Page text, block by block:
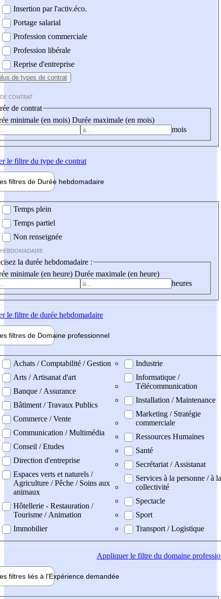
Insertion par l'activ.éco.
Portage salarial
Profession commerciale
Profession libérale
Reprise d'entreprise
de types de contrat
CONTRAT
de contrat
minimale (en mois) Durée maximale (en mois)
mois
le filtre du type de contrat
filtres de Durée hebdomadaire
Temps plein
Temps partiel
Non renseignée
la durée hebdomadaire :
minimale (en heure) Durée maximale (en heure)
heures
le filtre de durée hebdomadaire
filtres de Domaine professionnel
professionel
Achats / Comptabilité / Gestion
Arts / Artisanat d'art
Banque / Assurance
Bâtiment / Travaux Publics
Commerce / Vente
Communication / Multimédia
Conseil / Etudes
Direction d'entreprise
Espaces verts et naturels /
Agriculture / Pêche / Soins aux
animaux
Hôtellerie - Restauration /
Tourisme / Animation
Immobilier
Industrie
Informatique /
Télécommunication
Installation / Maintenance
Marketing / Stratégie
commerciale
Ressources Humaines
Santé
Secrétariat / Assistanat
Services à la personne / à la
collectivité
Spectacle
Sport
Transport / Logistique
Appliquerle filtre du domaine
filtres liés à l'Expérience demandée